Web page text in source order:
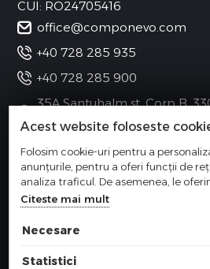
CUI: RO24705416
office@componevo.com
+40 728 285 935
+40 728 285 900
35A Santuhalm st. Corp B,
Romania
Categorii
Informatii
Acest website foloseste
Folosim cookie-uri pentru a
anunțurile, pentru a oferi funcții de
analiza traficul. De asemenea, le
sociale, de publicitate și de analize
modul în care folosiți site-ul nostru.
alte informații oferite de dvs. sau
Citeste mai mult
Necesare
Statistici